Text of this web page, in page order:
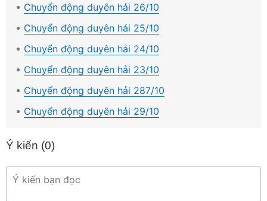
Chuyển động duyên hải 26/10
Chuyển động duyên hải 25/10
Chuyển động duyên hải 24/10
Chuyển động duyên hải 23/10
Chuyển động duyên hải 287/10
Chuyển động duyên hải 29/10
Ý kiến (0)